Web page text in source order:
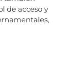
de acceso y